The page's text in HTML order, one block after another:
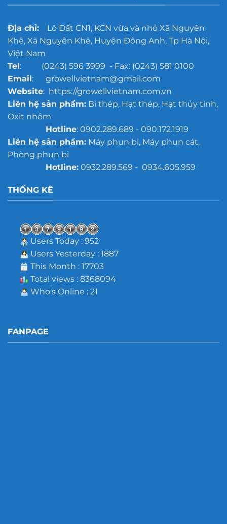
Địa chỉ:Lô Đất CN1, KCN vừa và nhỏ Xã Nguyên
Khê, Xã Nguyên Khê, Huyện Đông Anh, Tp Hà Nội,
Việt Nam
Tel: (0243) 596 3999 - Fax: (0243) 581 0100
Email: growellvietnam@gmail.com
Website: https://growellvietnam.com.vn
Liên hệ sản phẩm:Bi thép, Hạt thép, Hạt thủy tinh,
Oxit nhôm
Hotline: 0902.289.689 - 090.172.1919
Liên hệ sản phẩm:Máy phun bi, Máy phun cát,
Phòng phun bi
Hotline:0932.289.569 - 0934.605.959
THỐNG KÊ
Users Today : 952
Users Yesterday : 1887
This Month : 17703
Total views : 8368094
Who's Online : 21
FANPAGE